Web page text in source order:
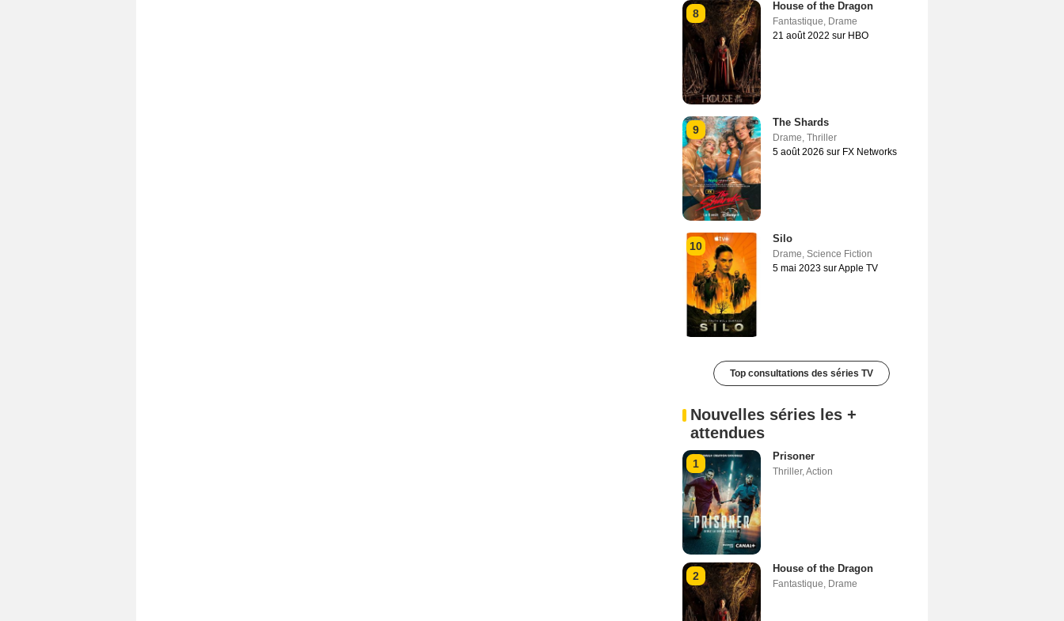
8
House of the Dragon
Fantastique, Drame
21 août 2022 sur HBO
9
The Shards
Drame, Thriller
5 août 2026 sur FX Networks
10
Silo
Drame, Science Fiction
5 mai 2023 sur Apple TV
Top consultations des séries TV
Nouvelles séries les +
attendues
1
Prisoner
Thriller,Action
2
House of the Dragon
Fantastique, Drame